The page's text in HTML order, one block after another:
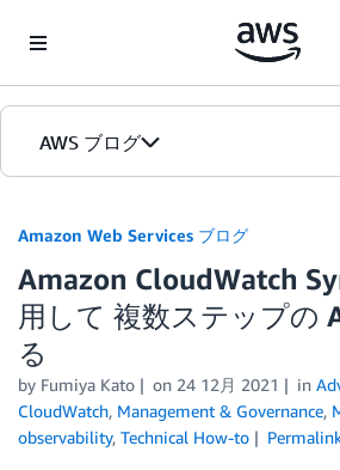
AWS ブログ
カテゴリ
エディション
Amazon Web Services ブログ
Amazon CloudWatch
用して 複数ステップの
る
by Fumiya Kato on 24 12月 2021 in
CloudWatch, Management & Governance,
observability, Technical How-to